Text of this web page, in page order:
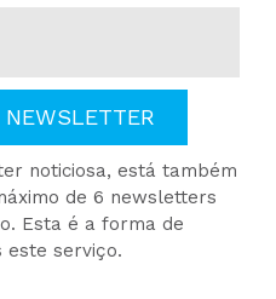
NEWSLETTER
noticiosa, está também
de 6 newsletters
Esta é a forma de
este serviço.